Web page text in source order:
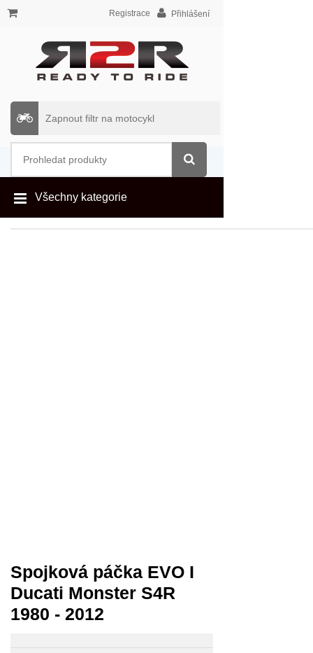
Přihlášení
Registrace
Zapnout filtr na motocykl
Všechny kategorie
Spojková páčka EVO I
Ducati Monster S4R
1980 - 2012